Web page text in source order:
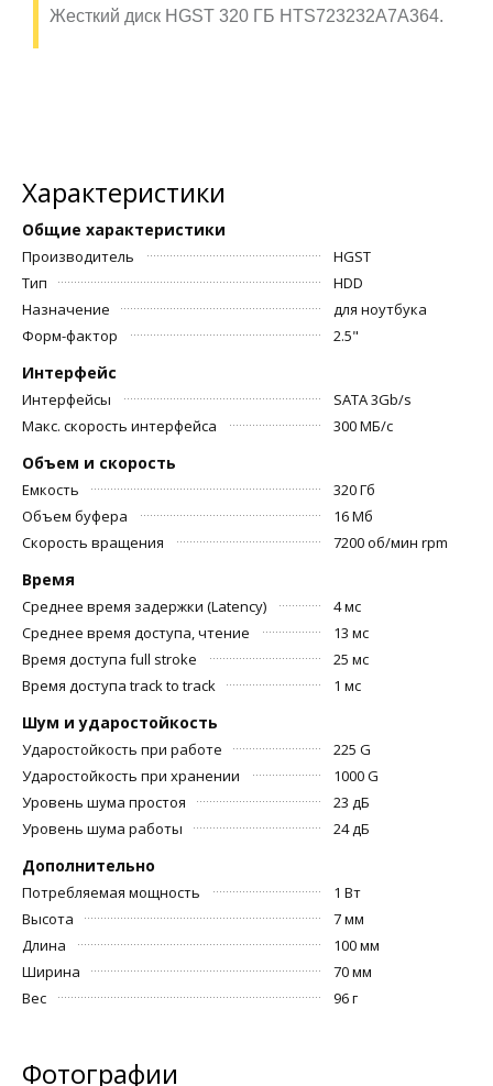
Жесткий диск HGST 320 ГБ HTS723232A7A364.
Характеристики
Общие характеристики
Производитель
HGST
Тип
HDD
Назначение
для ноутбука
Форм-фактор
2.5"
Интерфейс
Интерфейсы
SATA 3Gb/s
Макс. скорость интерфейса
300 МБ/с
Объем и скорость
Емкость
320 Гб
Объем буфера
16 Мб
Скорость вращения
7200 об/мин rpm
Время
Среднее время задержки (Latency)
4 мс
Среднее время доступа, чтение
13 мс
Время доступа full stroke
25 мс
Время доступа track to track
1 мс
Шум и ударостойкость
Ударостойкость при работе
225 G
Ударостойкость при хранении
1000 G
Уровень шума простоя
23 дБ
Уровень шума работы
24 дБ
Дополнительно
Потребляемая мощность
1 Вт
Высота
7 мм
Длина
100 мм
Ширина
70 мм
Вес
96 г
Фотографии